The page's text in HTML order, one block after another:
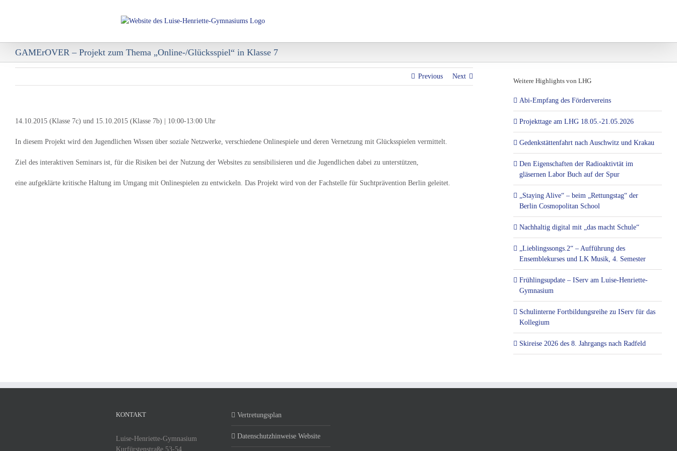
GAMErOVER – Projekt zum Thema „Online-/Glücksspiel“ in Klasse 7
Previous Next
14.10.2015 (Klasse 7c) und 15.10.2015 (Klasse 7b) | 10:00-13:00 Uhr
In diesem Projekt wird den Jugendlichen Wissen über soziale Netzwerke, verschiedene Onlinespiele und deren Vernetzung mit Glücksspielen vermittelt.
Ziel des interaktiven Seminars ist, für die Risiken bei der Nutzung der Websites zu sensibilisieren und die Jugendlichen dabei zu unterstützen,
eine aufgeklärte kritische Haltung im Umgang mit Onlinespielen zu entwickeln. Das Projekt wird von der Fachstelle für Suchtprävention Berlin geleitet.
Weitere Highlights von LHG
Abi-Empfang des Fördervereins
Projekttage am LHG 18.05.-21.05.2026
Gedenkstättenfahrt nach Auschwitz und Krakau
Den Eigenschaften der Radioaktivtät im
gläsernen Labor Buch auf der Spur
„Staying Alive“ – beim „Rettungstag“ der
Berlin Cosmopolitan School
Nachhaltig digital mit „das macht Schule“
„Lieblingssongs.2“ – Aufführung des
Ensemblekurses und LK Musik, 4. Semester
Frühlingsupdate – IServ am Luise-Henriette-
Gymnasium
Schulinterne Fortbildungsreihe zu IServ für das
Kollegium
Skireise 2026 des 8. Jahrgangs nach Radfeld
KONTAKT
Luise-Henriette-Gymnasium
Kurfürstenstraße 53-54
Vertretungsplan
Datenschutzhinweise Website